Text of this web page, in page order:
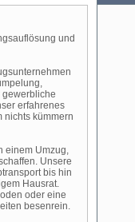
und
gewerbliche
erfahrenes
nichts kümmern
einem Umzug,
Unsere
bis hin
Hausrat.
oder eine
besenrein.